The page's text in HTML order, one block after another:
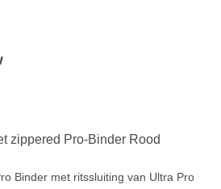
zippered Pro-Binder Rood
Binder met ritssluiting van Ultra Pro